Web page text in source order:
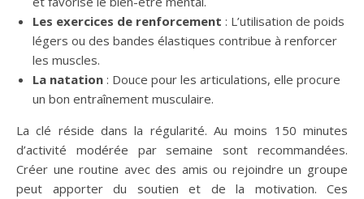
Les exercices de renforcement : L’utilisation de poids
légers ou des bandes élastiques contribue à renforcer
les muscles.
La natation : Douce pour les articulations, elle procure
un bon entraînement musculaire.
La clé réside dans la régularité. Au moins 150 minutes
d’activité modérée par semaine sont recommandées.
Créer une routine avec des amis ou rejoindre un groupe
peut apporter du soutien et de la motivation. Ces